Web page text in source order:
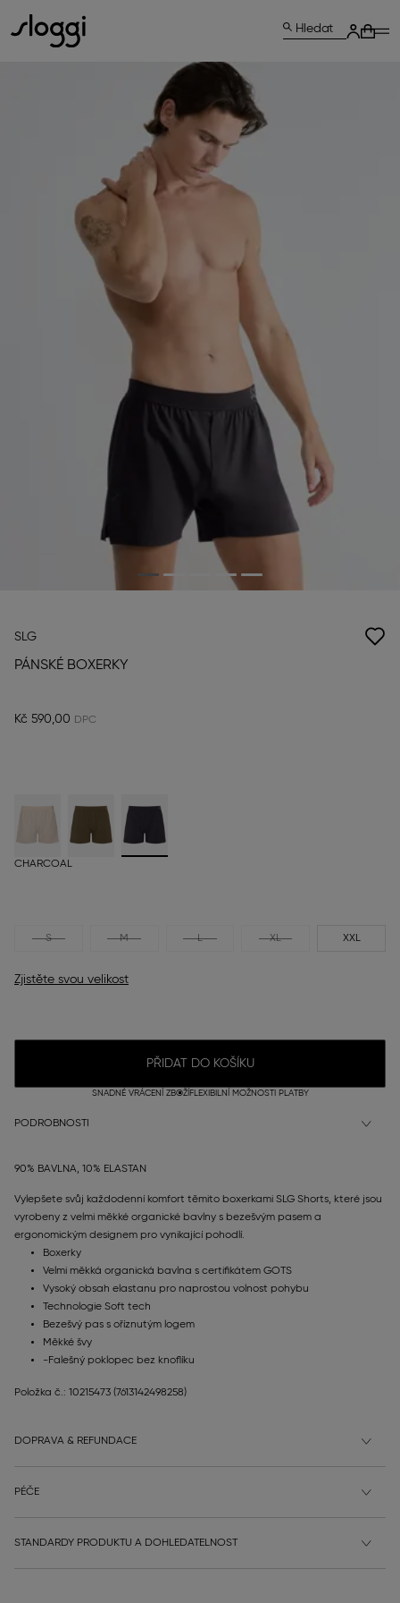
Hledat
SLG
PÁNSKÉ BOXERKY
Kč 590,00
CHARCOAL
S M L XL XXL
Zjistěte svou velikost
PŘIDAT DO KOŠÍKU
SNADNÉ VRÁCENÍ ZBOŽÍ FLEXIBILNÍ MOŽNOSTI PLATBY
PODROBNOSTI
90% BAVLNA, 10% ELASTAN
Vylepšete svůj každodenní komfort těmito boxerkami SLG Shorts, které jsou
vyrobeny z velmi měkké organické bavlny s bezešvým pasem a
ergonomickým designem pro vynikající pohodlí.
Boxerky
Velmi měkká organická bavlna s certifikátem GOTS
Vysoký obsah elastanu pro naprostou volnost pohybu
Technologie Soft tech
Bezešvý pas s oříznutým logem
Měkké švy
-Falešný poklopec bez knoflíku
Položka č.: 10215473 (7613142498258)
DOPRAVA & REFUNDACE
PÉČE
STANDARDY PRODUKTU A DOHLEDATELNOST